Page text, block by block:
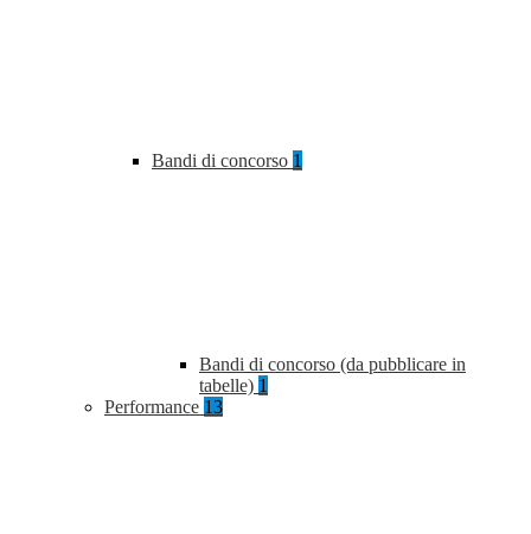
Bandi di concorso 1
Bandi di concorso (da pubblicare in
tabelle) 1
Performance 13